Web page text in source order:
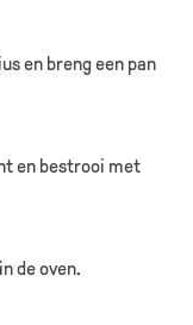
en breng een pan
en bestrooi met
de oven.